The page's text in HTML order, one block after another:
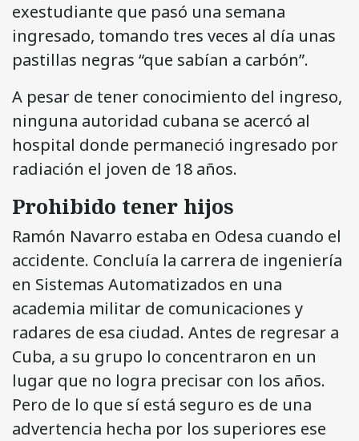
exestudiante que pasó una semana
ingresado, tomando tres veces al día unas
pastillas negras “que sabían a carbón”.
A pesar de tener conocimiento del ingreso,
ninguna autoridad cubana se acercó al
hospital donde permaneció ingresado por
radiación el joven de 18 años.
Prohibido tener hijos
Ramón Navarro estaba en Odesa cuando el
accidente. Concluía la carrera de ingeniería
en Sistemas Automatizados en una
academia militar de comunicaciones y
radares de esa ciudad. Antes de regresar a
Cuba, a su grupo lo concentraron en un
lugar que no logra precisar con los años.
Pero de lo que sí está seguro es de una
advertencia hecha por los superiores ese